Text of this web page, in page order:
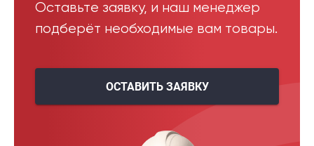
Оставьте заявку, и наш менеджер
подберёт необходимые вам товары.
ОСТАВИТЬ ЗАЯВКУ